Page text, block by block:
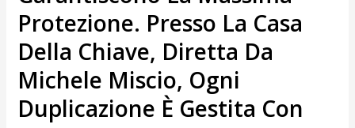
Protezione. Presso La Casa
Della Chiave, Diretta Da
Michele Miscio, Ogni
Duplicazione È Gestita Con